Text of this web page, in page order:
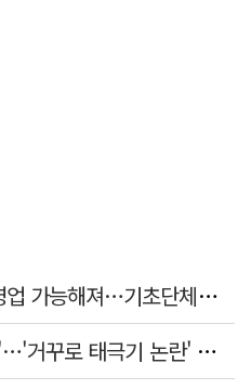
일반음식점도 '푸드트럭' 영업 가능해져…기초단체별 조례 개정 움직임
[속보] 김희철도 "X돌았네"…'거꾸로 태극기 논란' 인천시 현수막, 이틀 만에 철거